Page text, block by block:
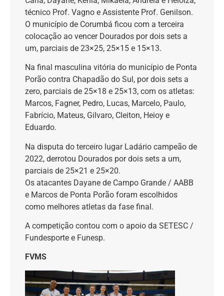
técnico Prof. Vagno e Assistente Prof. Genilson.
O município de Corumbá ficou com a terceira
colocação ao vencer Dourados por dois sets a
um, parciais de 23×25, 25×15 e 15×13.
Na final masculina vitória do município de Ponta
Porão contra Chapadão do Sul, por dois sets a
zero, parciais de 25×18 e 25×13, com os atletas:
Marcos, Fagner, Pedro, Lucas, Marcelo, Paulo,
Fabrício, Mateus, Gilvaro, Cleiton, Heioy e
Eduardo.
Na disputa do terceiro lugar Ladário campeão de
2022, derrotou Dourados por dois sets a um,
parciais de 25×21 e 25×20.
Os atacantes Dayane de Campo Grande / AABB
e Marcos de Ponta Porão foram escolhidos
como melhores atletas da fase final.
A competição contou com o apoio da SETESC /
Fundesporte e Funesp.
FVMS